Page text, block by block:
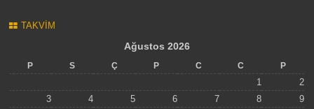
TAKVIM
Ağustos 2026
P S Ç P C C P
1
2
3
4 5 6 7 8
9